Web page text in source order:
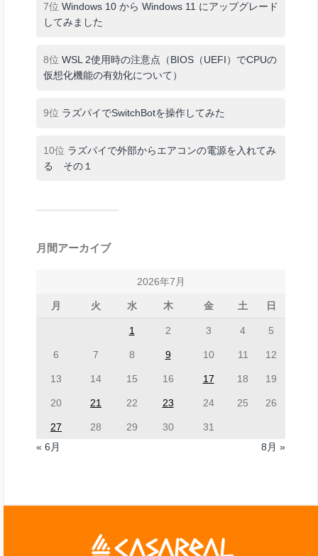
7位 Windows 10 から Windows 11 にアップグレード
してみました
8位 WSL 2使用時の注意点（BIOS（UEFI）でCPUの
仮想化機能の有効化について）
9位 ラズパイでSwitchBotを操作してみた
10位 ラズパイで外部からエアコンの電源を入れてみ
る その１
月間アーカイブ
2026年7月
月 火 水 木 金 土 日
1 2 3 4 5
6 7 8 9 10 11 12
13 14 15 16 17 18 19
20 21 22 23 24 25 26
27 28 29 30
31
« 6月
8月 »